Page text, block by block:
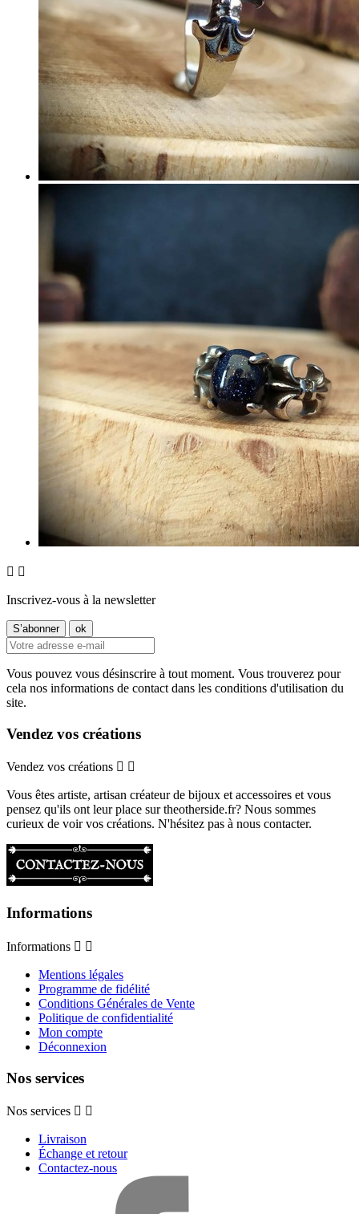
 
Inscrivez-vous à la newsletter
Vous pouvez vous désinscrire à tout moment. Vous trouverez pour
cela nos informations de contact dans les conditions d'utilisation du
site.
Vendez vos créations
Vendez vos créations  
Vous êtes artiste, artisan créateur de bijoux et accessoires et vous
pensez qu'ils ont leur place sur theotherside.fr? Nous sommes
curieux de voir vos créations. N'hésitez pas à nous contacter.
Informations
Informations  
Mentions légales
Programme de fidélité
Conditions Générales de Vente
Politique de confidentialité
Mon compte
Déconnexion
Nos services
Nos services  
Livraison
Échange et retour
Contactez-nous